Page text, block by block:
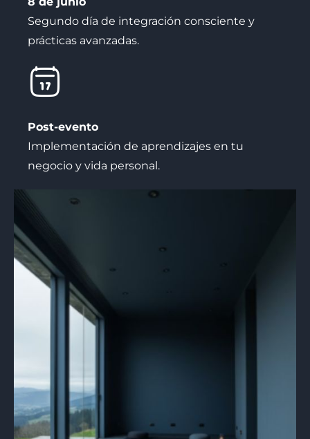
Segundo día de integración consciente y
prácticas avanzadas.
Post-evento
Implementación de aprendizajes en tu
negocio y vida personal.